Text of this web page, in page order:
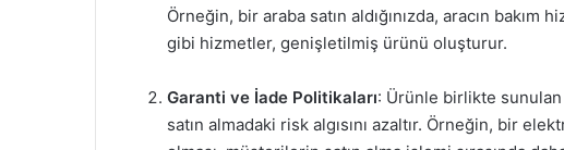
Örneğin, bir araba satın aldığınızda, aracın
gibi hizmetler, genişletilmiş ürünü oluşturur.
Garanti ve İade Politikaları: Ürünle birlikte
satın almadaki risk algısını azaltır. Örneğin, bir